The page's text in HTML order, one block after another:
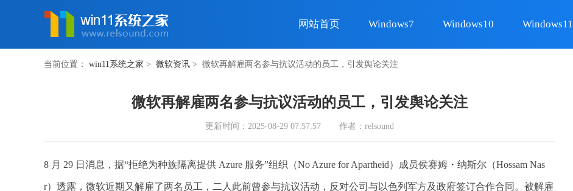
网站首页 Windows7 Windows10 Windows11
当前位置： win11系统之家 > 微软资讯 > 微软再解雇两名参与抗议活动的员工，引发舆论关注
微软再解雇两名参与抗议活动的员工，引发舆论关注
更新时间：2025-08-29 07:57:57 作者：relsound
8 月 29 日消息，据“拒绝为种族隔离提供 Azure 服务”组织（No Azure for Apartheid）成员侯赛姆・纳斯尔（Hossam Nas
r）透露，微软近期又解雇了两名员工，二人此前曾参与抗议活动，反对公司与以色列军方及政府签订合作合同。被解雇